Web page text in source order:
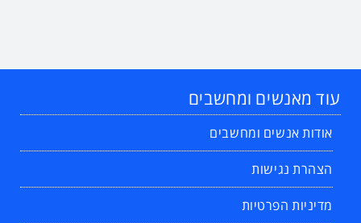
עוד מאנשים ומחשבים
אודות אנשים ומחשבים
הצהרת נגישות
מדיניות הפרטיות